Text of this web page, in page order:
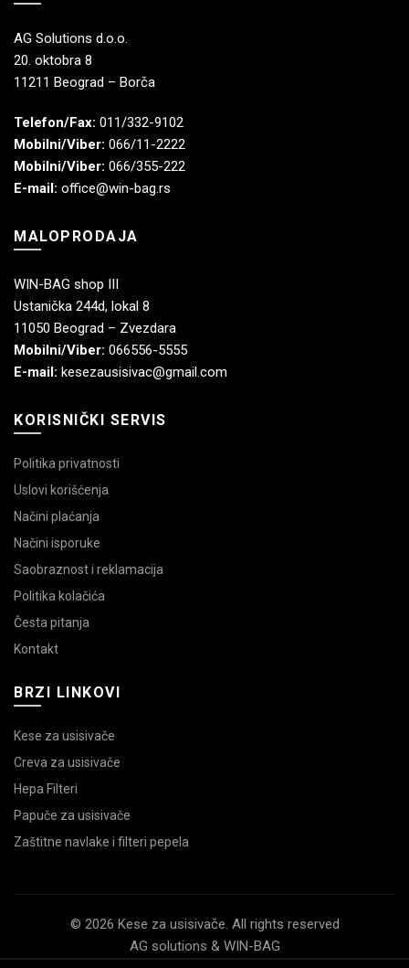
AG Solutions d.o.o.
20. oktobra 8
11211 Beograd – Borča
Telefon/Fax: 011/332-9102
Mobilni/Viber: 066/11-2222
Mobilni/Viber: 066/355-222
E-mail: office@win-bag.rs
MALOPRODAJA
WIN-BAG shop III
Ustanička 244d, lokal 8
11050 Beograd – Zvezdara
Mobilni/Viber: 066556-5555
E-mail: kesezausisivac@gmail.com
KORISNIČKI SERVIS
Politika privatnosti
Uslovi korišćenja
Načini plaćanja
Načini isporuke
Saobraznost i reklamacija
Politika kolačića
Česta pitanja
Kontakt
BRZI LINKOVI
Kese za usisivače
Creva za usisivače
Hepa Filteri
Papuče za usisivače
Zaštitne navlake i filteri pepela
© 2026 Kese za usisivače. All rights reserved
AG solutions & WIN-BAG